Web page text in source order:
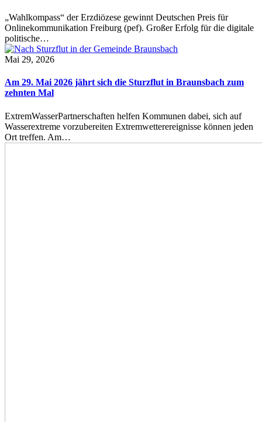
„Wahlkompass“ der Erzdiözese gewinnt Deutschen Preis für
Onlinekommunikation Freiburg (pef). Großer Erfolg für die digitale
politische…
Mai 29, 2026
Am 29. Mai 2026 jährt sich die Sturzflut in Braunsbach zum
zehnten Mal
ExtremWasserPartnerschaften helfen Kommunen dabei, sich auf
Wasserextreme vorzubereiten Extremwetterereignisse können jeden
Ort treffen. Am…